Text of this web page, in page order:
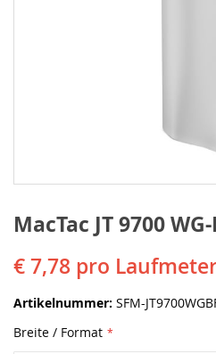
MacTac JT 9700 WG-
€ 7,78 pro
Artikelnummer SFM-
Breite / Format